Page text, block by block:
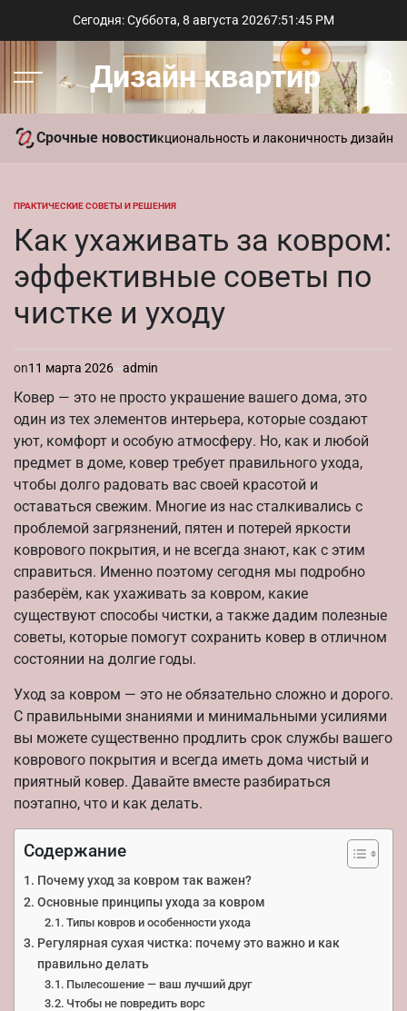
Сегодня: Суббота, 8 августа 20267:51 :46 PM
Меню Дизайн квартир
Срочные новости
в интерьере: функциональность и лаконичность дизайна
ОПУБЛИКОВАНО
ПРАКТИЧЕСКИЕ СОВЕТЫ И РЕШЕНИЯ
Как ухаживать за ковром:
эффективные советы по
чистке и уходу
on11 марта 2026 admin
Ковер — это не просто украшение вашего дома, это
один из тех элементов интерьера, которые создают
уют, комфорт и особую атмосферу. Но, как и любой
предмет в доме, ковер требует правильного ухода,
чтобы долго радовать вас своей красотой и
оставаться свежим. Многие из нас сталкивались с
проблемой загрязнений, пятен и потерей яркости
коврового покрытия, и не всегда знают, как с этим
справиться. Именно поэтому сегодня мы подробно
разберём, как ухаживать за ковром, какие
существуют способы чистки, а также дадим полезные
советы, которые помогут сохранить ковер в отличном
состоянии на долгие годы.
Уход за ковром — это не обязательно сложно и дорого.
С правильными знаниями и минимальными усилиями
вы можете существенно продлить срок службы вашего
коврового покрытия и всегда иметь дома чистый и
приятный ковер. Давайте вместе разбираться
поэтапно, что и как делать.
Содержание
Почему уход за ковром так важен?
Основные принципы ухода за ковром
Типы ковров и особенности ухода
Регулярная сухая чистка: почему это важно и как
правильно делать
Пылесошение — ваш лучший друг
Чтобы не повредить ворс